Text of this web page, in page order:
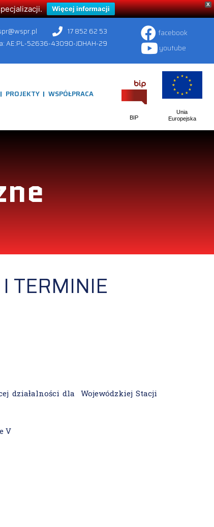
X
Więcej informacji
17 852 62 53
AE:PL-52636-43090-JDHAH-29
facebook
youtube
PROJEKTY WSPÓŁPRACA
BIP
Unia
Europejska
TERMINIE
działalności dla Wojewódzkiej Stacji
V